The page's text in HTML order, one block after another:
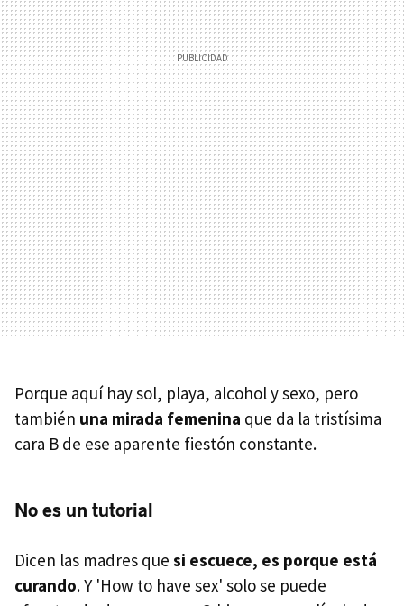
Porque aquí hay sol, playa, alcohol y sexo, pero
también una mirada femenina que da la tristísima
cara B de ese aparente fiestón constante.
No es un tutorial
Dicen las madres que si escuece, es porque está
curando. Y 'How to have sex' solo se puede